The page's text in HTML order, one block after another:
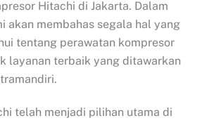
Hitachi di Jakarta. Dalam
akan membahas segala hal yang
tentang perawatan kompresor
layanan terbaik yang ditawarkan
telah menjadi pilihan utama di